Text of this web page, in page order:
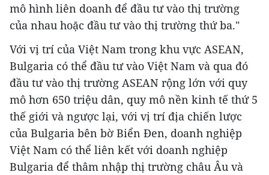
mô hình liên doanh để đầu tư vào thị trường
của nhau hoặc đầu tư vào thị trường thứ ba."
Với vị trí của Việt Nam trong khu vực ASEAN,
Bulgaria có thể đầu tư vào Việt Nam và qua đó
đầu tư vào thị trường ASEAN rộng lớn với quy
mô hơn 650 triệu dân, quy mô nền kinh tế thứ 5
thế giới và ngược lại, với vị trí địa chiến lược
của Bulgaria bên bờ Biển Đen, doanh nghiệp
Việt Nam có thể liên kết với doanh nghiệp
Bulgaria để thâm nhập thị trường châu Âu và